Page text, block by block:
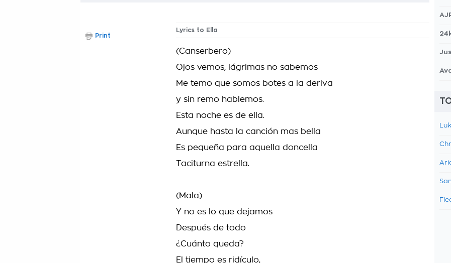
Lyrics to Ella
(Canserbero)
Ojos vemos, lágrimas no sabemos
Me temo que somos botes a la deriva
y sin remo hablemos.
Esta noche es de ella.
Aunque hasta la canción mas bella
Es pequeña para aquella doncella
Taciturna estrella.
(Mala)
Y no es lo que dejamos
Después de todo
¿Cuánto queda?
El tiempo es ridículo,
Print